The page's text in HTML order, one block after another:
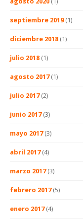
septiembre 2019(1)
diciembre 2018 (1)
julio 2018 (1)
agosto 2017(1)
julio 2017(2)
junio 2017(3)
mayo 2017(3)
abril 2017(4)
marzo 2017(3)
febrero 2017(5)
enero 2017(4)